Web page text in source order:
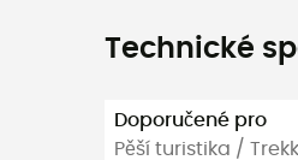
Technické
Doporučené pro
Pěší turistika /